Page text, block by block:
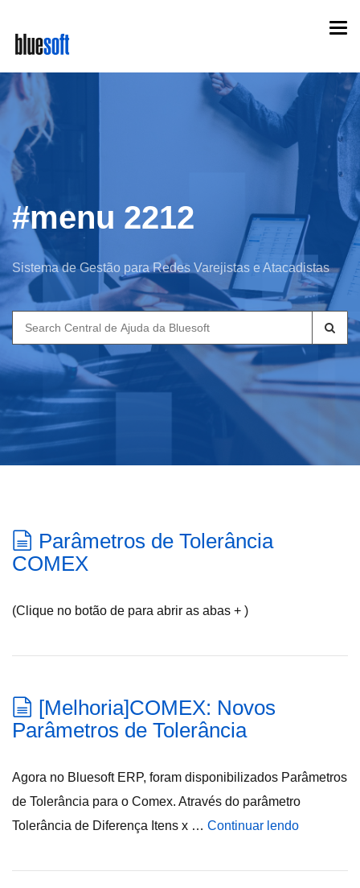
main
content
#menu 2212
Sistema de Gestão para Redes Varejistas e Atacadistas
Search
for:
Parâmetros de Tolerância
COMEX
(Clique no botão de para abrir as abas + )
[Melhoria]COMEX: Novos
Parâmetros de Tolerância
Agora no Bluesoft ERP, foram disponibilizados Parâmetros
de Tolerância para o Comex. Através do parâmetro
Tolerância de Diferença Itens x … Continuar lendo